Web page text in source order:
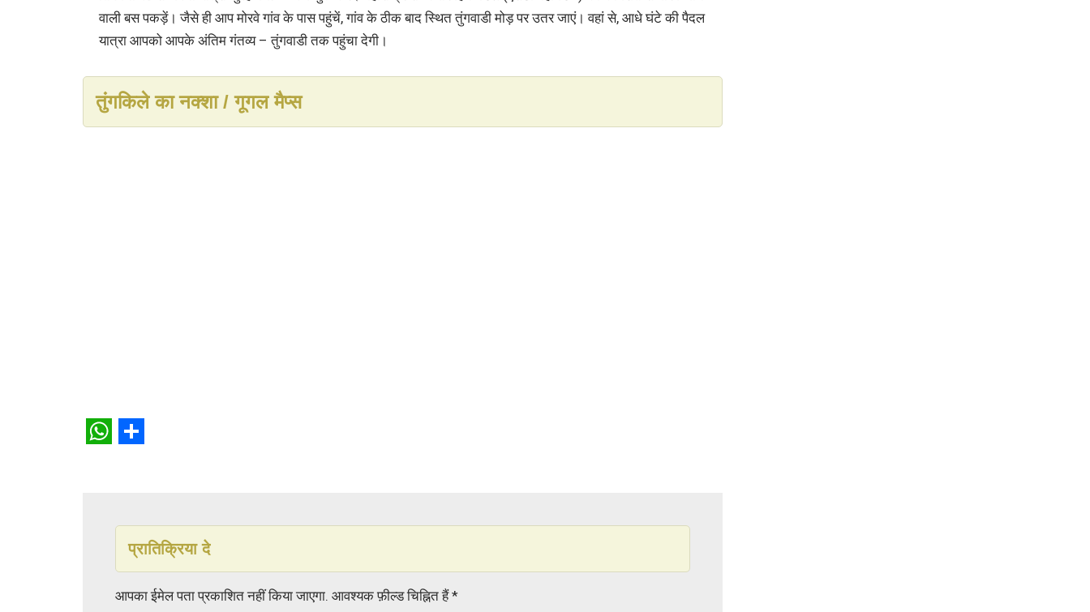
वाली बस पकड़ें। जैसे ही आप मोरवे गांव के पास पहुंचें, गांव के ठीक बाद स्थित तुंगवाडी मोड़ पर उतर जाएं। वहां से, आधे घंटे की पैदल
यात्रा आपको आपके अंतिम गंतव्य – तुंगवाडी तक पहुंचा देगी।
तुंगकिले का नक्शा / गूगल मैप्स
r
e
प्रातिक्रिया दे
आपका ईमेल पता प्रकाशित नहीं किया जाएगा. आवश्यक फ़ील्ड चिह्नित हैं*